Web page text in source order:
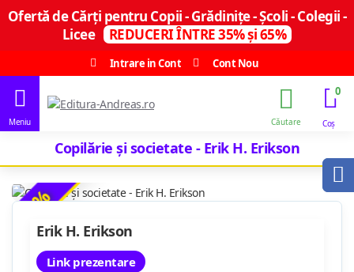
Ofertă de Cărți pentru Copii - Grădinițe - Școli - Colegii -
Licee
REDUCERI ÎNTRE 35% și 65%
Intrare in Cont
Cont Nou
0
Copilărie şi societate - Erik H. Erikson
-9 %
Erik H. Erikson
Link prezentare